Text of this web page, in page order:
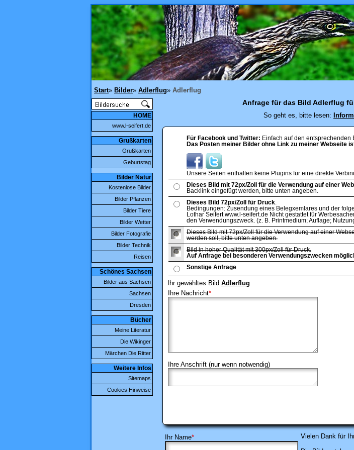
Start» Bilder» Adlerflug» Adlerflug
HOME
www.l-seifert.de
Grußkarten
Grußkarten
Geburtstag
Bilder Natur
Kostenlose Bilder
Bilder Pflanzen
Bilder Tiere
Bilder Wetter
Bilder Fotografie
Bilder Technik
Reisen
Schönes Sachsen
Bilder aus Sachsen
Sachsen
Dresden
Bücher
Meine Literatur
Die Wikinger
Märchen Die Ritter
Weitere Infos
Sitemaps
Cookies Hinweise
Anfrage für das Bild Adlerflug
So geht es, bitte lesen:
Für Facebook und Twitter: Einfach auf den entsprechenden
Das Posten meiner Bilder ohne Link zu meiner Webseite
Unsere Seiten enthalten keine Plugins für eine direkte
Dieses Bild mit 72px/Zoll für die Verwendung auf einer
Backlink eingefügt werden, bitte unten angeben.
Dieses Bild 72px/Zoll für Druck
Bedingungen: Zusendung eines Belegxemlares und der
Lothar Seifert www.l-seifert.de Nicht gestattet für
den Verwendungszweck. (z. B. Printmedium; Auflage;
Dieses Bild mit 72px/Zoll für die Verwendung auf einer
werden soll, bitte unten angeben.
Bild in hoher Qualität mit 300px/Zoll für Druck.
Auf Anfrage bei besonderen Verwendungszwecken
Sonstige Anfrage
Ihr gewähltes Bild Adlerflug
Ihre Nachricht*
Ihre Anschrift (nur wenn notwendig)
Ihr Name* Vielen Dank für